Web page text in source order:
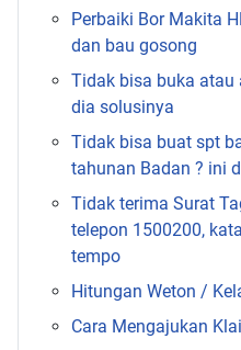
Perbaiki Bor Makita
dan bau gosong
Tidak bisa buka atau
dia solusinya
Tidak bisa buat spt
tahunan Badan ? ini
Tidak terima Surat
telepon 1500200,
tempo
Hitungan Weton /
Cara Mengajukan